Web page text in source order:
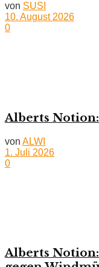
von SUSI
10. August 2026
0
Alberts
von ALWI
1. Juli 2026
0
Alberts